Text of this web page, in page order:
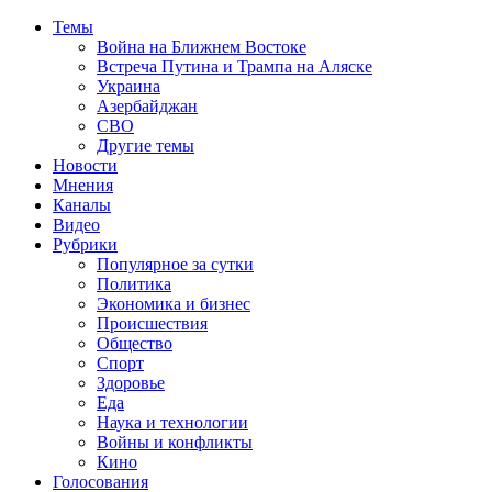
Темы
Война на Ближнем Востоке
Встреча Путина и Трампа на Аляске
Украина
Азербайджан
СВО
Другие темы
Новости
Мнения
Каналы
Видео
Рубрики
Популярное за сутки
Политика
Экономика и бизнес
Происшествия
Общество
Спорт
Здоровье
Еда
Наука и технологии
Войны и конфликты
Кино
Голосования